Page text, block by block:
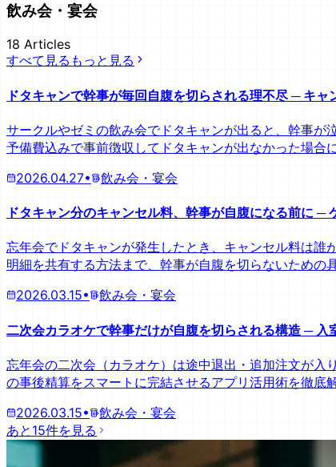
飲み会・宴会
18 Articles
すべて見る もっと見る
ドタキャンで幹事が毎回自腹を切らされる理不尽 ─ キ
サークルやゼミの飲み会でドタキャンが出ると、幹事が
予備費込みで事前徴収してドタキャンが出なかった場合
2026.04.27• 飲み会・宴会
ドタキャン分のキャンセル料、幹事が自腹になる前に ─
忘年会でドタキャンが発生したとき、キャンセル料は
明細を共有する方法まで、幹事が自腹を切らないための
2026.03.15• 飲み会・宴会
二次会カラオケで幹事だけが自腹を切らされる構造 ─
忘年会の二次会（カラオケ）は途中退出・追加注文が
の事後精算をスマートに完結させるアプリ活用術を徹底
2026.03.15•
飲み会・宴会
あと15件を見る